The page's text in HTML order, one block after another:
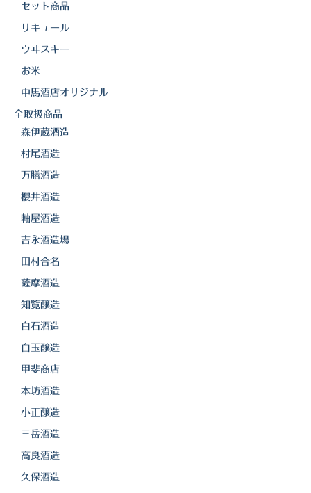
セット商品
リキュール
ウヰスキー
お米
中馬酒店オリジナル
全取扱商品
森伊蔵酒造
村尾酒造
万膳酒造
櫻井酒造
軸屋酒造
吉永酒造場
田村合名
薩摩酒造
知覧醸造
白石酒造
白玉醸造
甲斐商店
本坊酒造
小正醸造
三岳酒造
高良酒造
久保酒造